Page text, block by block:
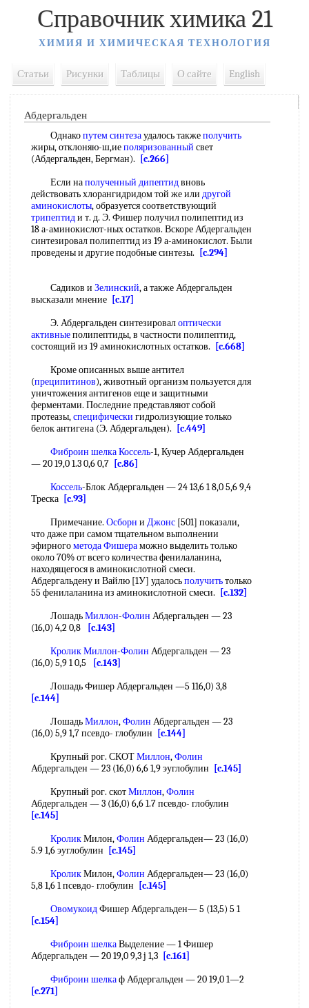
Справочник химика 21
ХИМИЯ И ХИМИЧЕСКАЯ ТЕХНОЛОГИЯ
Статьи Рисунки Таблицы О сайте English
Абдергальден
Однакопутем синтезаудалось такжеполучить
жиры, отклоняю-ш,иеполяризованный свет
(Абдергальден, Бергман).
[c.266]
Если наполученный дипептидвновь
действовать хлорангидридом той же или другой
аминокислоты, образуется соответствующий
трипептиди т. д. Э. Фишер получил полипептид из
18 а-аминокислот-ных остатков. Вскоре Абдергальден
синтезировал полипептид из 19 а-аминокислот. Были
проведены и другие подобные синтезы.
[c.294]
Садиков и Зелинский, а также Абдергальден
высказали мнение [c.17]
Э. Абдергальден синтезировалоптически
активныеполипептиды, в частности полипептид,
состоящий из 19 аминокислотных остатков.
[c.668]
Кроме описанных выше антител
(преципитинов), животный организм пользуется для
уничтожения антигенов еще и защитными
ферментами. Последние представляют собой
протеазы,специфически гидролизующие только
белок антигена (Э. Абдергальден).
[c.449]
Фиброин шелкаКоссель-1, Кучер Абдергальден
— 20 19,0 1.3 0,6 0,7 [c.86]
Коссель-Блок Абдергальден — 24 13,6 1 8,0 5,6 9,4
Треска [c.93]
Примечание. Осборн и Джонс [501] показали,
что даже при самом тщательном выполнении
эфирногометода Фишераможно выделить только
около 70% от всего количества фенилаланина,
находящегося в аминокислотной смеси.
Абдергальдену и Вайлю [1У] удалосьполучитьтолько
55 фенилаланина из аминокислотной смеси.
[c.132]
ЛошадьМиллон-Фолин Абдергальден — 23
(16,0) 4,2 0,8
[c.143]
КроликМиллон-Фолин Абдергальден — 23
(16,0) 5,9 1 0,5
[c.143]
Лошадь Фишер Абдергальден —5 116,0) 3,8
[c.144]
ЛошадьМиллон,Фолин Абдергальден — 23
(16,0) 5,9 1,7 псевдо- глобулин
[c.144]
Крупный рог. СКОТМиллон,Фолин
Абдергальден — 23 (16,0) 6,6 1,9 эуглобулин
[c.145]
Крупный рог. скотМиллон,Фолин
Абдергальден — 3 (16,0) 6,6 1.7 псевдо- глобулин
[c.145]
КроликМилон,Фолин Абдергальден— 23 (16,0)
5.9 1,6 эуглобулин
[c.145]
КроликМилон,Фолин Абдергальден— 23 (16,0)
5,8 1,6 1 псевдо- глобулин
[c.145]
ОвомукоидФишер Абдергальден— 5 (13,5) 5 1
[c.154]
Фиброин шелкаВыделение — 1 Фишер
Абдергальден — 20 19,0 9,3 j 1,3 [c.161]
Фиброин шелкаф Абдергальден — 20 19,0 1—2
[c.271]